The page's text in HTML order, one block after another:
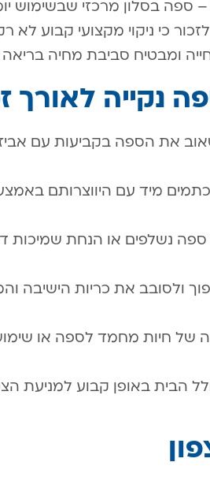
בסלון מרכזי שבשימוש
כי ניקוי מקצועי קבוע
ומבטיח סביבת מחיה בריאה
נקייה לאורך
את הספה בקביעות עם אביזר
מיד עם היווצרותם
ספה נשלפים או הנחת שמיכות
ולסובב את כריות הישיבה
חיות מחמד לספה או שימוש
הבית באופן קבוע למניעת